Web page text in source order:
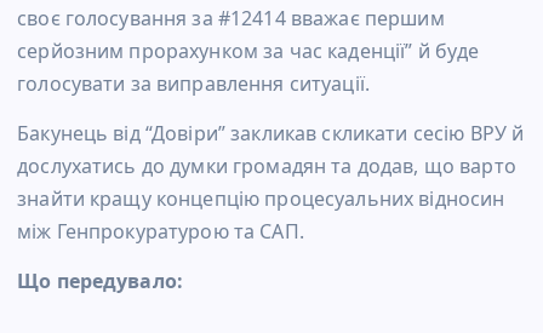
своє голосування за #12414 вважає першим
серйозним прорахунком за час каденції” й буде
голосувати за виправлення ситуації.
Бакунець від “Довіри” закликав скликати сесію ВРУ й
дослухатись до думки громадян та додав, що варто
знайти кращу концепцію процесуальних відносин
між Генпрокуратурою та САП.
Що передувало: